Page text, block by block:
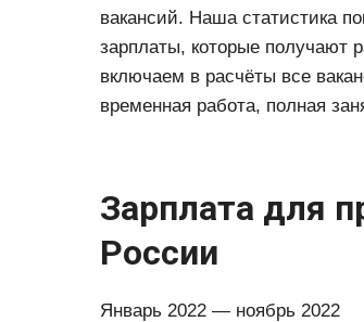
вакансий. Наша статистика
зарплаты, которые получают
включаем в расчёты все
временная работа, полная
Зарплата для
России
Январь 2022 — ноябрь 2022